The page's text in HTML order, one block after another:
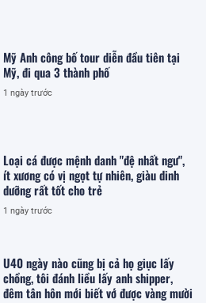
Mỹ Anh công bố tour diễn đầu tiên tại
Mỹ, đi qua 3 thành phố
1 ngày trước
Loại cá được mệnh danh "đệ nhất ngư",
ít xương có vị ngọt tự nhiên, giàu dinh
dưỡng rất tốt cho trẻ
1 ngày trước
U40 ngày nào cũng bị cả họ giục lấy
chồng, tôi đánh liều lấy anh shipper,
đêm tân hôn mới biết vớ được vàng mười